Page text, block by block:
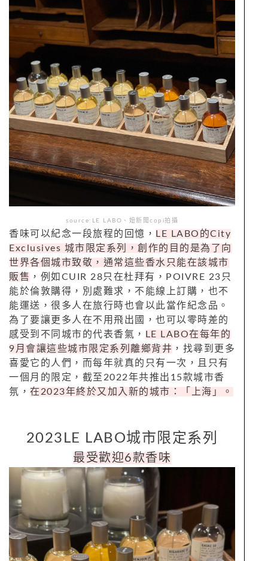
source:LE LABO、妞新聞copi拍攝
香味可以紀念一段旅程的回憶， LE LABO的City
Exclusives 城市限定系列，創作的目的是為了向
世界各個城市致敬，通常這些香水只能在該城市
販售 ，例如CUIR 28只在杜拜有，POIVRE 23只
能於倫敦購得，別處難求，不能線上訂購，也不
能運送，很多人在旅行時也會以此當作紀念品。
為了要讓更多人在不用飛出國，也可以零時差的
感受到不同城市的代表香氣，
LE LABO在每年的
9月會讓這些城市限定系列離鄉背井 ，找尋到更多
喜愛它的人們，而每年就真的只有一次，且只有
一個月的限定，截至2022年共推出15款城市香
氛， 在2023年終於又加入新的城市：「上海」。
2023LE LABO城市限定系列
最受歡迎6款香味